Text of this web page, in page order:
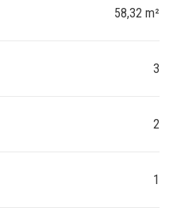
58,32 m²
3
2
1